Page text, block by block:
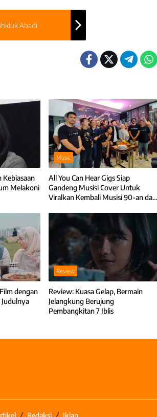
Abadi
Kebiasaan
Melakoni
Music
All You Can Hear Gigs Siap
Gandeng Musisi Cover Untuk
Viralkan Kembali Musisi 90-an dan
dengan
Judulnya
Review
Review: Kuasa Gelap, Bermain
Jelangkung Berujung
Pembangkitan 7 Iblis